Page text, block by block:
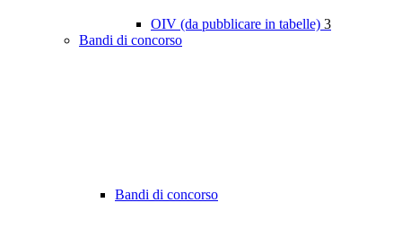
OIV (da pubblicare in tabelle) 3
Bandi di concorso
Bandi di concorso